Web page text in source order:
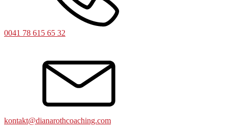
0041 78 615 65 32
kontakt@dianarothcoaching.com